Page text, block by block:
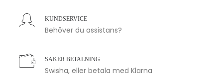
KUNDSERVICE
Behöver du assistans?
SÄKER BETALNING
Swisha, eller betala med Klarna